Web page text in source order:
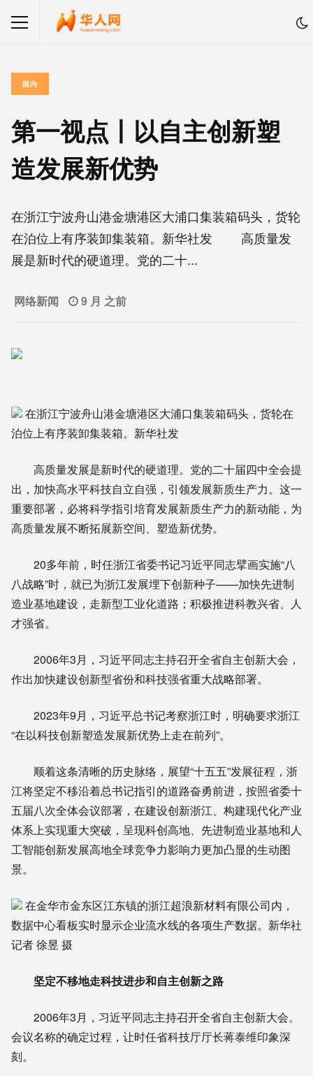
国内
第一视点丨以自主创新塑
造发展新优势
在浙江宁波舟山港金塘港区大浦口集装箱码头，货轮
在泊位上有序装卸集装箱。新华社发 高质量发
展是新时代的硬道理。党的二十...
网络新闻 9 月 之前
在浙江宁波舟山港金塘港区大浦口集装箱码头，货轮在
泊位上有序装卸集装箱。新华社发
高质量发展是新时代的硬道理。党的二十届四中全会提
出，加快高水平科技自立自强，引领发展新质生产力。这一
重要部署，必将科学指引培育发展新质生产力的新动能，为
高质量发展不断拓展新空间、塑造新优势。
20多年前，时任浙江省委书记习近平同志擘画实施“八
八战略”时，就已为浙江发展埋下创新种子——加快先进制
造业基地建设，走新型工业化道路；积极推进科教兴省、人
才强省。
2006年3月，习近平同志主持召开全省自主创新大会，
作出加快建设创新型省份和科技强省重大战略部署。
2023年9月，习近平总书记考察浙江时，明确要求浙江
“在以科技创新塑造发展新优势上走在前列”。
顺着这条清晰的历史脉络，展望“十五五”发展征程，浙
江将坚定不移沿着总书记指引的道路奋勇前进，按照省委十
五届八次全体会议部署，在建设创新浙江、构建现代化产业
体系上实现重大突破，呈现科创高地、先进制造业基地和人
工智能创新发展高地全球竞争力影响力更加凸显的生动图
景。
在金华市金东区江东镇的浙江超浪新材料有限公司内，
数据中心看板实时显示企业流水线的各项生产数据。新华社
记者 徐昱 摄
坚定不移地走科技进步和自主创新之路
2006年3月，习近平同志主持召开全省自主创新大会。
会议名称的确定过程，让时任省科技厅厅长蒋泰维印象深
刻。